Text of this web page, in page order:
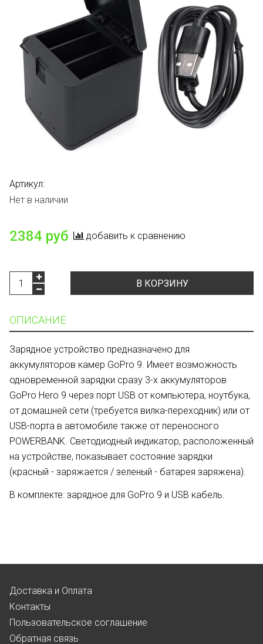
Артикул:
Нет в наличии
2384 руб добавить к сравнению
В КОРЗИНУ
ОПИСАНИЕ
Зарядное устройство предназначено для
аккумуляторов камер GoPro 9. Имеет возможность
одновременной зарядки сразу 3-х аккумуляторов
GoPro Hero 9 через порт USB от компьютера, ноутбука,
от домашней сети (требуется вилка-переходник) или от
USB-порта в автомобиле также от переносного
POWERBANK. Светодиодный индикатор, расположенный
на устройстве, показывает состояние зарядки
(красный - заряжается / зеленый - батарея заряжена).
В комплекте: зарядное для GoPro 9 и USB кабель.
Доставка и Оплата
Контакты
Пользовательское соглашение
Обратная связь